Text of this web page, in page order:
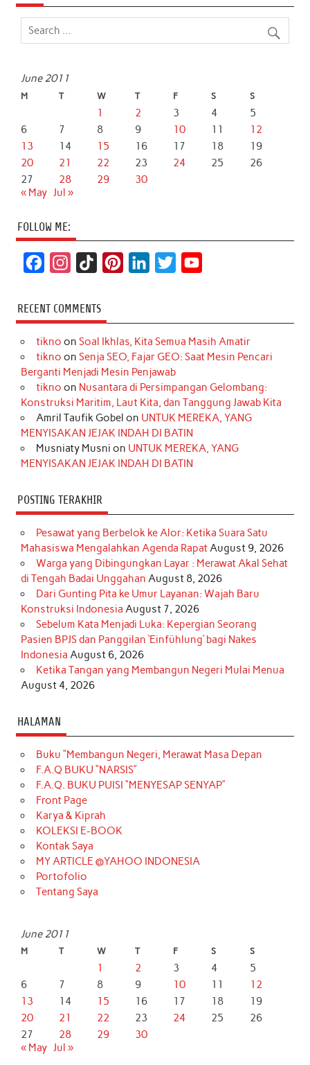
June 2011
M T W T F S S
1 2 3 4
5
6
7 8 9 10 11
12
13
14 15 16 17 18
19
20
21 22 23 24 25
26
27
28 29
30
« May Jul »
FOLLOW ME:
c
e
b
o
k
s
t
a
r
a
m
k
T
o
k
t
e
r
e
s
t
k
e
d
I
n
t
t
r
T
u
e
RECENT COMMENTS
tikno on Soal Ikhlas, Kita Semua Masih Amatir
tikno on Senja SEO, Fajar GEO: Saat Mesin Pencari
Berganti Menjadi Mesin Penjawab
tikno on Nusantara di Persimpangan Gelombang:
Konstruksi Maritim, Laut Kita, dan Tanggung Jawab Kita
Amril Taufik Gobel on UNTUK MEREKA, YANG
MENYISAKAN JEJAK INDAH DI BATIN
Musniaty Musni on UNTUK MEREKA, YANG
MENYISAKAN JEJAK INDAH DI BATIN
POSTING TERAKHIR
Pesawat yang Berbelok ke Alor: Ketika Suara Satu
Mahasiswa Mengalahkan Agenda RapatAugust 9, 2026
Warga yang Dibingungkan Layar : Merawat Akal Sehat
di Tengah Badai Unggahan August 8, 2026
Dari Gunting Pita ke Umur Layanan: Wajah Baru
Konstruksi Indonesia August 7, 2026
Sebelum Kata Menjadi Luka: Kepergian Seorang
Pasien BPJS dan Panggilan ‘Einfühlung’ bagi Nakes
Indonesia August 6, 2026
Ketika Tangan yang Membangun Negeri Mulai Menua
August 4, 2026
HALAMAN
Buku “Membangun Negeri, Merawat Masa Depan
F.A.Q BUKU “NARSIS”
F.A.Q. BUKU PUISI “MENYESAP SENYAP”
Front Page
Karya & Kiprah
KOLEKSI E-BOOK
Kontak Saya
MY ARTICLE @YAHOO INDONESIA
Portofolio
Tentang Saya
June 2011
M T W T F S S
1 2 3 4
5
6
7 8 9 10 11
12
13
14 15 16 17 18
19
20
21 22 23 24 25
26
27
28 29
30
« May Jul »